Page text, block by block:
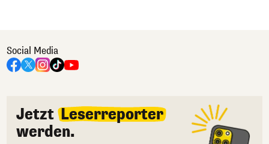
Social Media
Jetzt Leserreporter
werden.